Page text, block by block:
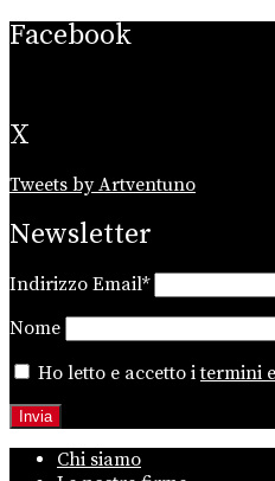
Facebook
X
Tweets by Artventuno
Newsletter
Indirizzo Email*
Nome
Ho letto e accetto itermini
Chi siamo